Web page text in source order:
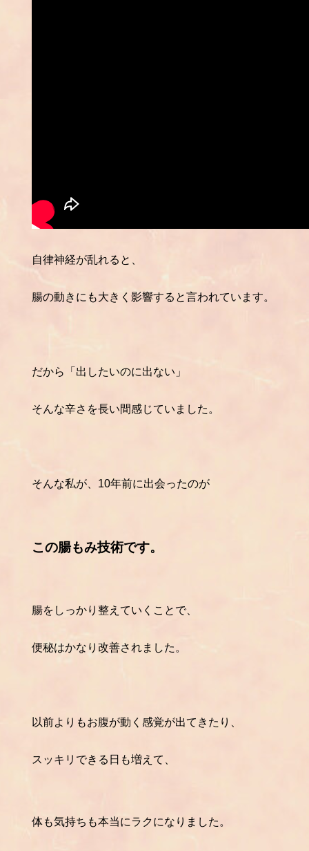
自律神経が乱れると、
腸の動きにも大きく影響すると言われています。
だから「出したいのに出ない」
そんな辛さを長い間感じていました。
そんな私が、10年前に出会ったのが
この腸もみ技術です。
腸をしっかり整えていくことで、
便秘はかなり改善されました。
以前よりもお腹が動く感覚が出てきたり、
スッキリできる日も増えて、
体も気持ちも本当にラクになりました。